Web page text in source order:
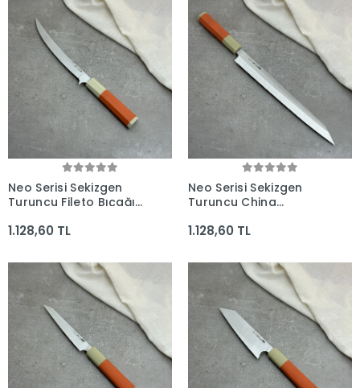
Neo Serisi Sekizgen
Turuncu Fileto Bıçağı
Kocakaya El Yapımı
1.128,60 TL
Neo Serisi Sekizgen
Turuncu China
285mm Namlu -
Şef Bıçakları
1.128,60 TL